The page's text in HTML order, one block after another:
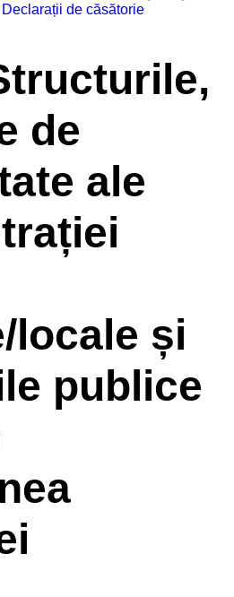
de căsătorie
de
ale
locale și
publice